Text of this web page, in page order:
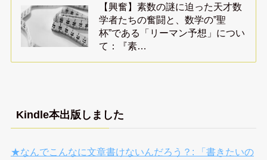
【興奮】素数の謎に迫った天才数
学者たちの奮闘と、数学の”聖
杯”である「リーマン予想」につい
て：『素…
Kindle本出版しました
★なんでこんなに文章書けないんだろう？: 「書きたいの